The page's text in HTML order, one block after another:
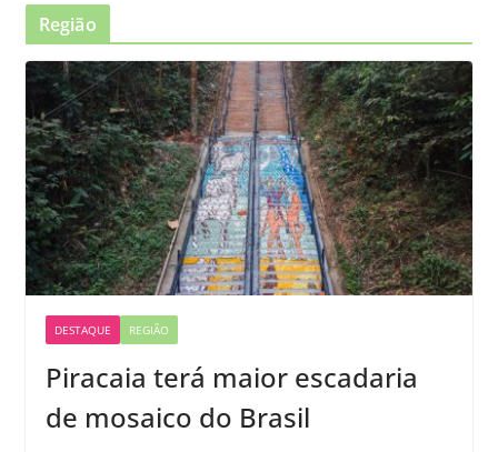
Região
DESTAQUE REGIÃO
Piracaia terá maior escadaria
de mosaico do Brasil